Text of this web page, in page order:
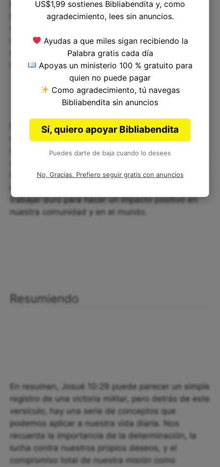
propios pensamientos, nuestros deseos y
nuestros impulsos naturalmente egoístas. Al igual
contra los "reyes" y los "idólatras" en nuestro
corazón, y a elegir la voluntad de Dios en vez de
nuestros propios deseos.
Finalmente, es importante que recordemos la
necesidad de tener un compromiso total con la
misión que Dios nos ha dado en la vida. Josué no
luchando para cumplir su objetivo. Debemos tener
este mismo enfoque en nuestra vida cristiana, y
trabajar duro para hacer un impacto positivo en
nuestra comunidad y en el mundo.
Resumiendo
En resumen, Josué 10:29 puede parecer un simple
registro de una victoria militar, pero detrás de este
versículo, hay una serie de conceptos que
podemos aplicar a nuestra vida diaria. Nos
recuerda la importancia de la determinación, la
lucha contra nuestros propios deseos, y el
compromiso total de nuestra misión como
US$1,99 sostienes Bibliabendita y, como
agradecimiento, lees sin anuncios.
Ayudas a que miles sigan recibiendo la
Palabra gratis cada día
Apoyas un ministerio 100 % gratuito para
quien no puede pagar
Como agradecimiento, tú navegas
Bibliabendita sin anuncios
Sí, quiero apoyar Bibliabendita
Puedes darte de baja cuando lo desees
No, Gracias. Prefiero seguir gratis con anuncios